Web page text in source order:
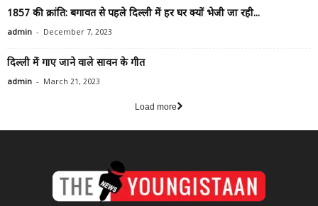
1857 की क्रांति: बगावत से पहले दिल्ली में हर घर क्यों भेजी जा रही...
admin - December 7, 2023
दिल्ली में गाए जाने वाले सावन के गीत
admin - March 21, 2023
Load more